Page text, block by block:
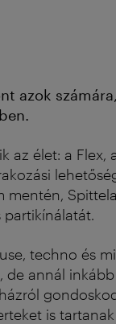
azok
az élet: a Flex,
techno és
annál
is